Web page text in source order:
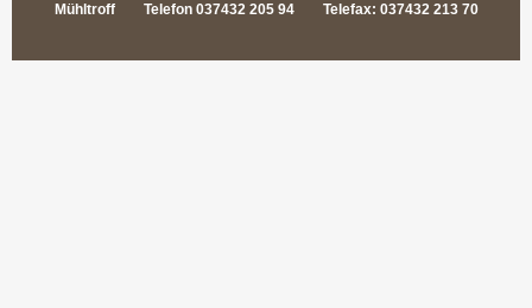
Mühltroff Telefon 037432 205 94 Telefax: 037432 213 70